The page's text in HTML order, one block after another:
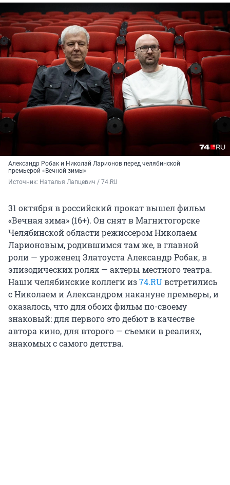
Александр Робак и Николай Ларионов перед челябинской
премьерой «Вечной зимы»
Источник: Наталья Лапцевич / 74.RU
31 октября в российский прокат вышел фильм
«Вечная зима» (16+). Он снят в Магнитогорске
Челябинской области режиссером Николаем
Ларионовым, родившимся там же, в главной
роли — уроженец Златоуста Александр Робак, в
эпизодических ролях — актеры местного театра.
Наши челябинские коллеги из74.RUвстретились
с Николаем и Александром накануне премьеры, и
оказалось, что для обоих фильм по-своему
знаковый: для первого это дебют в качестве
автора кино, для второго — съемки в реалиях,
знакомых с самого детства.